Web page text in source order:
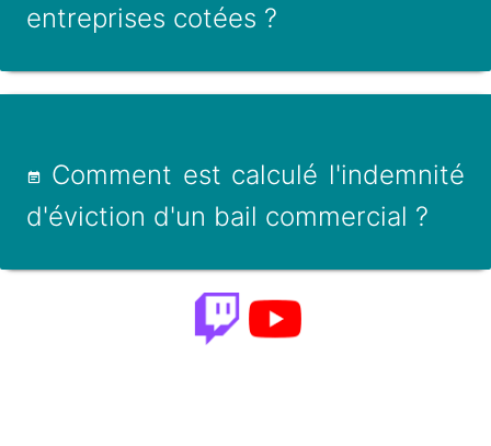
entreprises cotées ?
Comment est calculé l'indemnité
d'éviction d'un bail commercial ?